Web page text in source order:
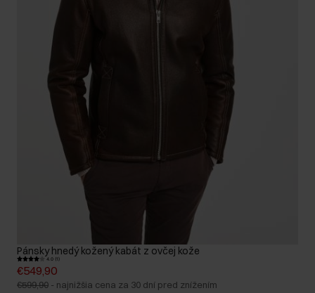
Pánsky hnedý kožený kabát z ovčej kože
4.0 (1)
€549,90
€599,90 - najnižšia cena za 30 dní pred znížením